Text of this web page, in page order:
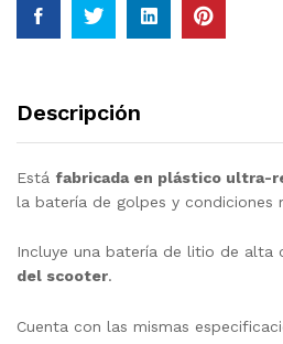
y
quantity
Descripción
Está fabricada en plástico ultra-
la batería de golpes y condiciones
Incluye una batería de litio de alta
del scooter.
Cuenta con las mismas